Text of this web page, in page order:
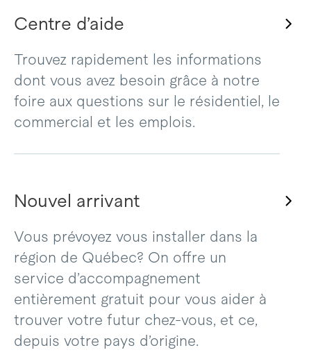
Centre d’aide
Trouvez rapidement les informations
dont vous avez besoin grâce à notre
foire aux questions sur le résidentiel, le
commercial et les emplois.
Nouvel arrivant
Vous prévoyez vous installer dans la
région de Québec? On offre un
service d’accompagnement
entièrement gratuit pour vous aider à
trouver votre futur chez-vous, et ce,
depuis votre pays d’origine.